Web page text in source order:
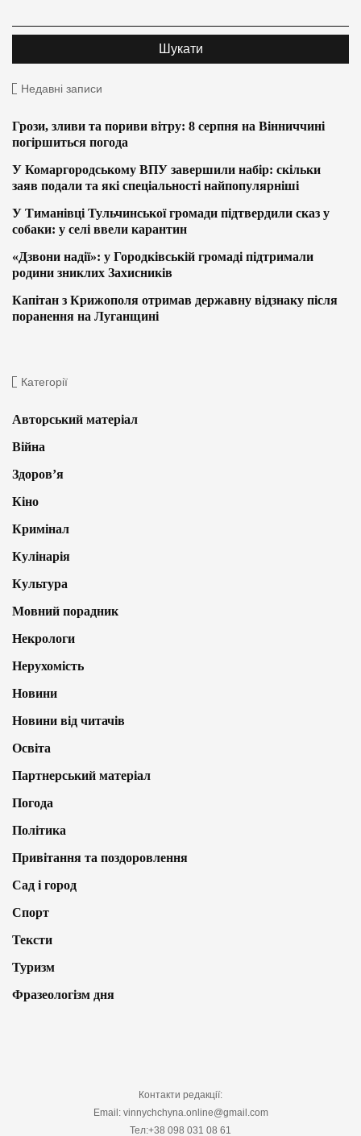
Недавні записи
Грози, зливи та пориви вітру: 8 серпня на Вінниччині
погіршиться погода
У Комаргородському ВПУ завершили набір: скільки
заяв подали та які спеціальності найпопулярніші
У Тиманівці Тульчинської громади підтвердили сказ у
собаки: у селі ввели карантин
«Дзвони надії»: у Городківській громаді підтримали
родини зниклих Захисників
Капітан з Крижополя отримав державну відзнаку після
поранення на Луганщині
Категорії
Авторський матеріал
Війна
Здоров’я
Кіно
Кримінал
Кулінарія
Культура
Мовний порадник
Некрологи
Нерухомість
Новини
Новини від читачів
Освіта
Партнерський матеріал
Погода
Політика
Привітання та поздоровлення
Сад і город
Спорт
Тексти
Туризм
Фразеологізм дня
Контакти редакції:
Email: vinnychchyna.online@gmail.com
Тел:+38 098 031 08 61